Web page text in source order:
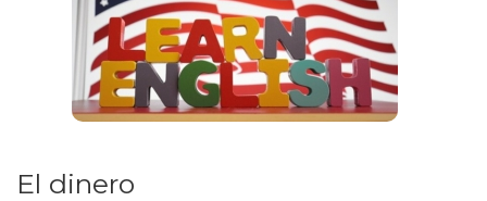
El dinero